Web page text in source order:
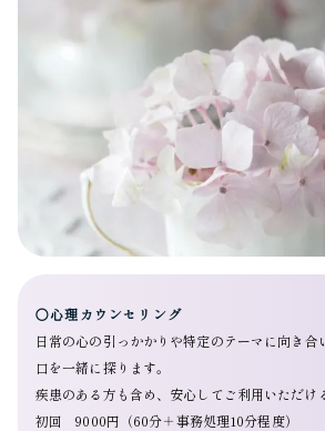
〇心理カウンセリング
日常の心の引っかかりや特定のテーマに向き合
口を一緒に探ります。
疾患のある方も含め、安心してご利用いただけ
初回 9000円（60分＋事務処理10分程度）